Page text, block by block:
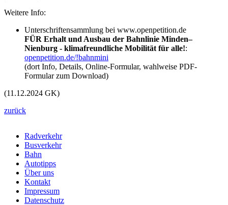
Weitere Info:
Unterschriftensammlung bei www.openpetition.de
FÜR Erhalt und Ausbau der Bahnlinie Minden–
Nienburg - klimafreundliche Mobilität für alle!:
openpetition.de/!bahnmini
(dort Info, Details, Online-Formular, wahlweise PDF-
Formular zum Download)
(11.12.2024 GK)
zurück
Radverkehr
Busverkehr
Bahn
Autotipps
Über uns
Kontakt
Impressum
Datenschutz